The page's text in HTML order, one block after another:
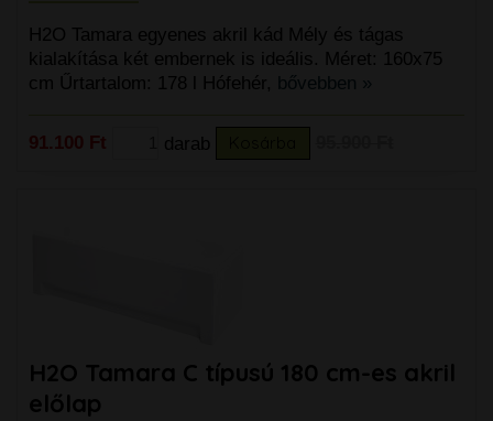
H2O Tamara egyenes akril kád Mély és tágas
kialakítása két embernek is ideális. Méret: 160x75
cm Űrtartalom: 178 l Hófehér, bővebben »
91.100 Ft darab
H2O Tamara C típusú 180 cm-es akril
előlap